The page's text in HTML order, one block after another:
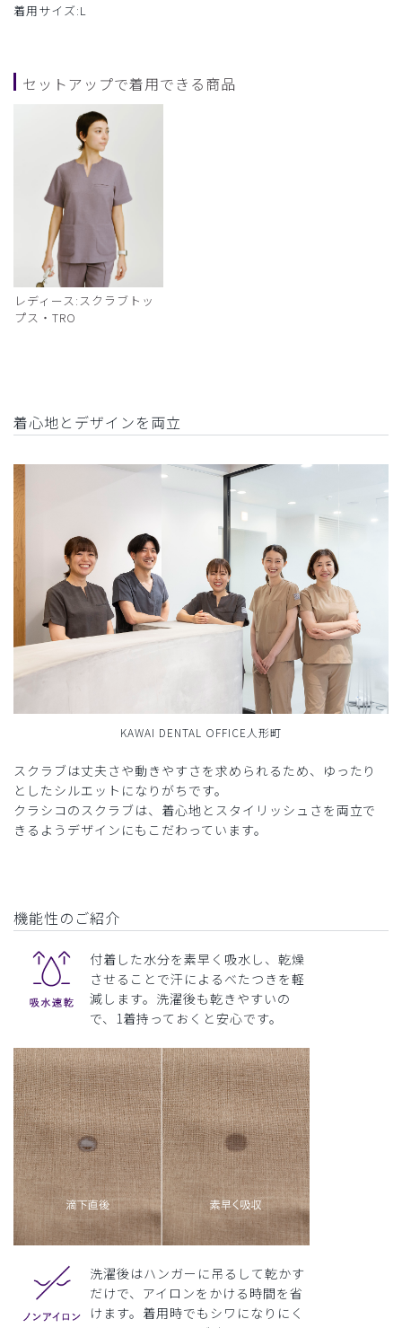
着用サイズ:L
セットアップで着用できる商品
レディース:スクラブトッ
プス・TRO
着心地とデザインを両立
KAWAI DENTAL OFFICE人形町
スクラブは丈夫さや動きやすさを求められるため、ゆったり
としたシルエットになりがちです。
クラシコのスクラブは、着心地とスタイリッシュさを両立で
きるようデザインにもこだわっています。
機能性のご紹介
付着した水分を素早く吸水し、乾燥
させることで汗によるべたつきを軽
減します。洗濯後も乾きやすいの
で、1着持っておくと安心です。
洗濯後はハンガーに吊るして乾かす
だけで、アイロンをかける時間を省
けます。着用時でもシワになりにく